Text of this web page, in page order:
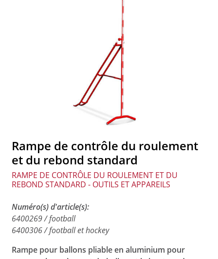
Rampe de contrôle du roulement
et du rebond standard
RAMPE DE CONTRÔLE DU ROULEMENT ET DU
REBOND STANDARD - OUTILS ET APPAREILS
Numéro(s) d'article(s):
6400269 / football
6400306 / football et hockey
Rampe pour ballons pliable en aluminium pour